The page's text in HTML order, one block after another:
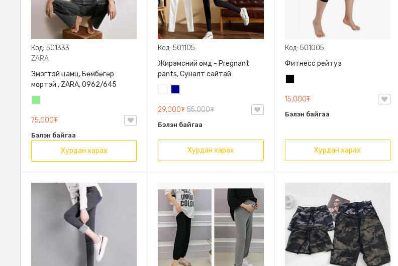
Код: 501333
ZARA
Эмэгтэй цамц, Бөмбөгөр
мөртэй , ZARA, 0962/645
75,000₮
Бэлэн байгаа
Хурдан харах
Код: 501105
Жирэмсний өмд - Pregnant
pants, Суналт сайтай
29,000₮55,000₮
Бэлэн байгаа
Хурдан харах
Код: 501005
Фитнесс рейтуз
15,000₮
Бэлэн байгаа
Хурдан харах